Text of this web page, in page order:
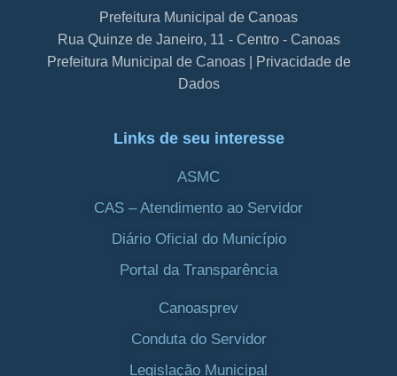
Prefeitura Municipal de Canoas
Rua Quinze de Janeiro, 11 - Centro - Canoas
Prefeitura Municipal de Canoas | Privacidade de
Dados
Links de seu interesse
ASMC
CAS – Atendimento ao Servidor
Diário Oficial do Município
Portal da Transparência
Canoasprev
Conduta do Servidor
Legislação Municipal